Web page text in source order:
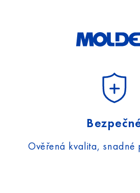
Ověřená kvalita, snadné